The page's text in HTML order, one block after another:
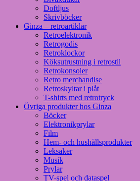
Doftljus
Skrivböcker
Ginza – retroartiklar
Retroelektronik
Retrogodis
Retroklockor
Köksutrustning i retrostil
Retrokonsoler
Retro merchandise
Retroskyltar i plåt
T-shirts med retrotryck
Övriga produkter hos Ginza
Böcker
Elektronikprylar
Film
Hem- och hushållsprodukter
Leksaker
Musik
Prylar
TV-spel och dataspel